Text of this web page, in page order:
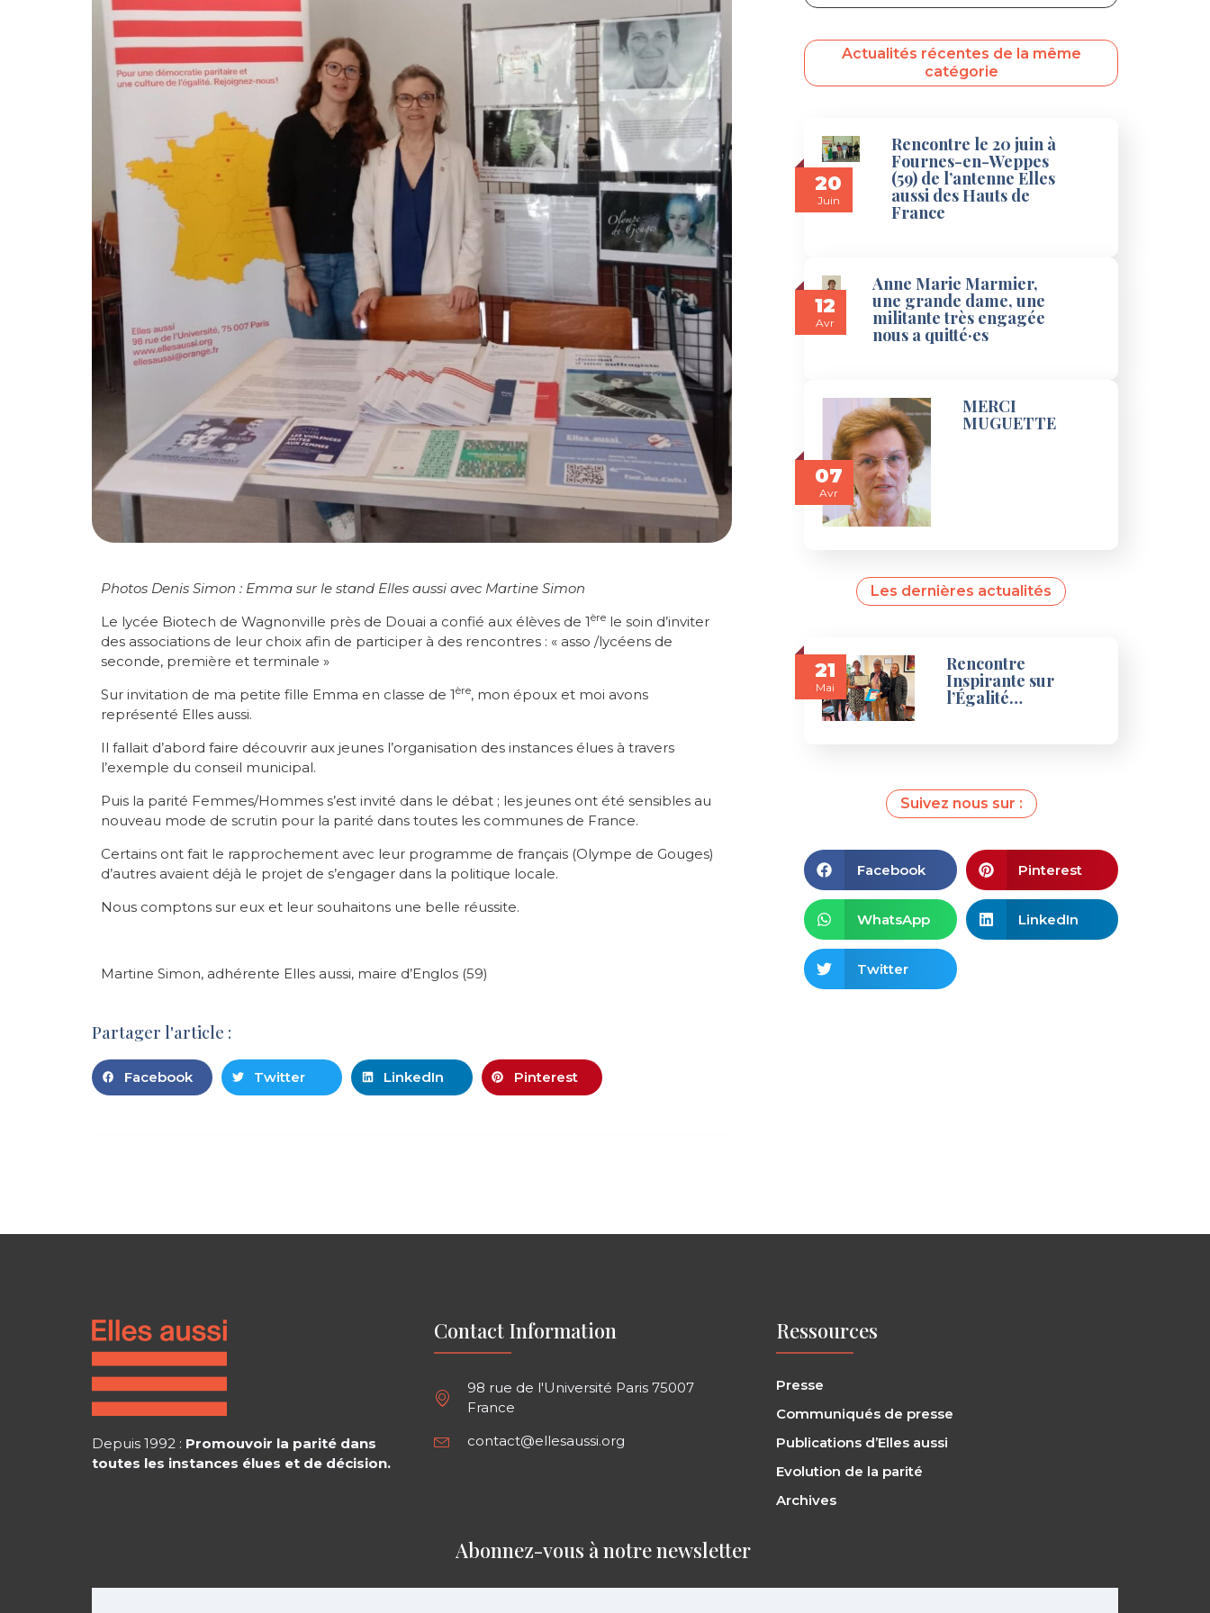
Photos Denis Simon : Emma sur le stand Elles aussi avec Martine Simon
Le lycée Biotech de Wagnonville près de Douai a confié aux élèves de 1ère le soin d’inviter
des associations de leur choix afin de participer à des rencontres : « asso /lycéens de
seconde, première et terminale »
Sur invitation de ma petite fille Emma en classe de 1ère, mon époux et moi avons
représenté Elles aussi.
Il fallait d’abord faire découvrir aux jeunes l’organisation des instances élues à travers
l’exemple du conseil municipal.
Puis la parité Femmes/Hommes s’est invité dans le débat ; les jeunes ont été sensibles au
nouveau mode de scrutin pour la parité dans toutes les communes de France.
Certains ont fait le rapprochement avec leur programme de français (Olympe de Gouges)
d’autres avaient déjà le projet de s’engager dans la politique locale.
Nous comptons sur eux et leur souhaitons une belle réussite.
Martine Simon, adhérente Elles aussi, maire d’Englos (59)
Partager l'article :
Facebook Twitter LinkedIn Pinterest
Actualités récentes de la même
catégorie
20
Juin
Rencontre le 20 juin à
Fournes-en-Weppes
(59) de l’antenne Elles
aussi des Hauts de
France
12
Avr
Anne Marie Marmier,
une grande dame, une
militante très engagée
nous a quitté·es
07
Avr
MERCI
MUGUETTE
Les dernières actualités
21
Mai
Rencontre
Inspirante sur
l’Égalité…
Suivez nous sur :
Facebook Pinterest
WhatsApp LinkedIn
Twitter
Depuis 1992 : Promouvoir la parité dans
toutes les instances élues et de décision.
Contact Information
98 rue de l'Université Paris 75007
France
contact@ellesaussi.org
Ressources
Presse
Communiqués de presse
Publications d’Elles aussi
Evolution de la parité
Archives
Abonnez-vous à notre newsletter ​